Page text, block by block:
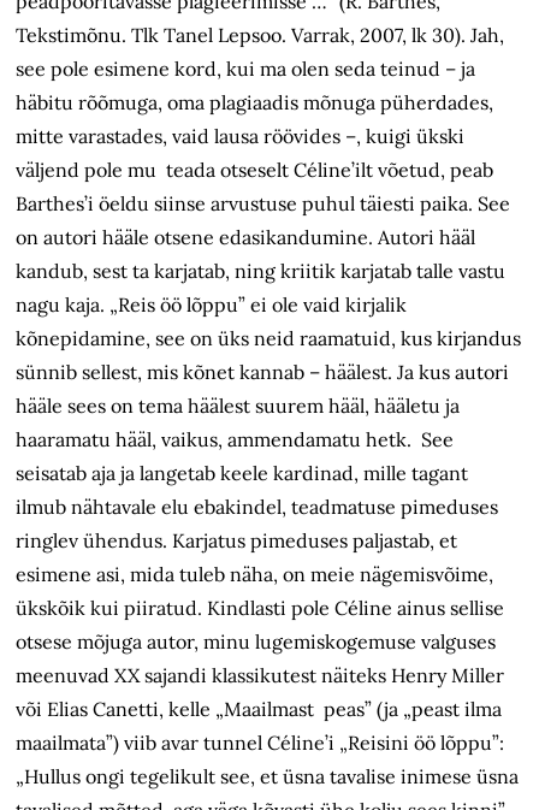
Tekstimõnu. Tlk Tanel Lepsoo. Varrak, 2007, lk 30). Jah,
see pole esimene kord, kui ma olen seda teinud – ja
häbitu rõõmuga, oma plagiaadis mõnuga püherdades,
mitte varastades, vaid lausa röövides –, kuigi ükski
väljend pole mu teada otseselt Céline’ilt võetud, peab
Barthes’i öeldu siinse arvustuse puhul täiesti paika. See
on autori hääle otsene edasikandumine. Autori hääl
kandub, sest ta karjatab, ning kriitik karjatab talle vastu
nagu kaja. „Reis öö lõppu” ei ole vaid kirjalik
kõnepidamine, see on üks neid raamatuid, kus kirjandus
sünnib sellest, mis kõnet kannab – häälest. Ja kus autori
hääle sees on tema häälest suurem hääl, hääletu ja
haaramatu hääl, vaikus, ammendamatu hetk. See
seisatab aja ja langetab keele kardinad, mille tagant
ilmub nähtavale elu ebakindel, teadmatuse pimeduses
ringlev ühendus. Karjatus pimeduses paljastab, et
esimene asi, mida tuleb näha, on meie nägemisvõime,
ükskõik kui piiratud. Kindlasti pole Céline ainus sellise
otsese mõjuga autor, minu lugemiskogemuse valguses
meenuvad XX sajandi klassikutest näiteks Henry Miller
või Elias Canetti, kelle „Maailmast peas” (ja „peast ilma
maailmata”) viib avar tunnel Céline’i „Reisini öö lõppu”:
„Hullus ongi tegelikult see, et üsna tavalise inimese üsna